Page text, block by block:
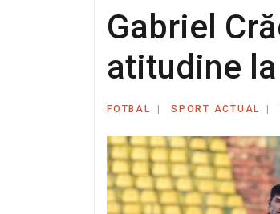
Gabriel
atitudine
FOTBAL SPORT ACTUAL